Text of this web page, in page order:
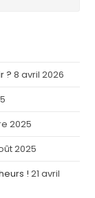
? 8 avril 2026
2025
2025
! 21 avril